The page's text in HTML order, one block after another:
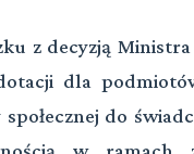
z decyzją
dla
do